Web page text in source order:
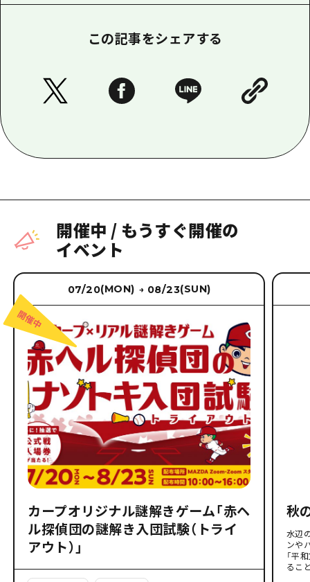
この記事をシェアする
開催中 / もうすぐ開催の
イベント
07/20(MON) → 08/23(SUN)
カープオリジナル謎解きゲーム「赤ヘ
ル探偵団の謎解き入団試験（トライ
アウト）」
秋
水辺
ンや
「平
るこ